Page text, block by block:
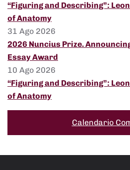
“Figuring and Describing”:
of Anatomy
31 Ago 2026
2026 Nuncius Prize.
Essay Award
10 Ago 2026
“Figuring and Describing”:
of Anatomy
Calendario